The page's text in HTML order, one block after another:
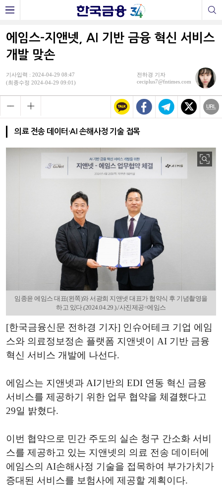
에임스-지앤넷, AI 기반 금융 혁신 서비스
개발 맞손
기사입력 : 2024-04-29 08:47
(최종수정 2024-04-29 09:01)
전하경 기자
ceciplus7@fntimes.com
의료 전송 데이터·AI 손해사정 기술 접목
임종윤 에임스 대표(왼쪽)와 서광희 지앤넷 대표가 협약식 후 기념촬영을
하고 있다.(2024.04.29.)./사진제공=에임스
[한국금융신문 전하경 기자] 인슈어테크 기업 에임
스와 의료정보정손 플랫폼 지앤넷이 AI 기반 금융
혁신 서비스 개발에 나선다.
에임스는 지앤넷과 AI기반의 EDI 연동 혁신 금융
서비스를 제공하기 위한 업무 협약을 체결했다고
29일 밝혔다.
이번 협약으로 민간 주도의 실손 청구 간소화 서비
스를 제공하고 있는 지앤넷의 의료 전송 데이터에
에임스의 AI손해사정 기술을 접목하여 부가가치가
증대된 서비스를 보험사에 제공할 계획이다.